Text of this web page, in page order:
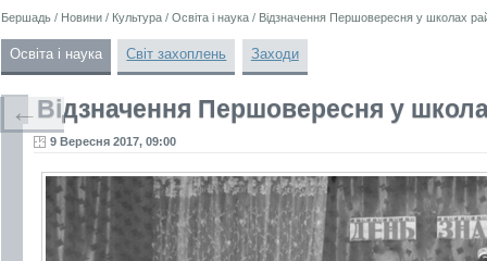
Бершадь / Новини / Культура / Освіта і наука / Відзначення Першовересня у школах
Освіта і наука Світ захоплень Заходи
Відзначення Першовересня у
9 Вересня 2017, 09:00
←